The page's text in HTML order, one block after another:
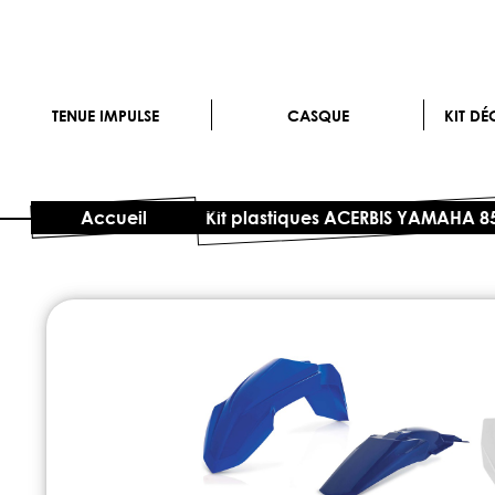
TENUE IMPULSE CASQUE KIT
Accueil Kit plastiques ACERBIS YAMAHA
Skip